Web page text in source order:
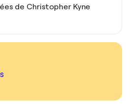
de Christopher Kyne